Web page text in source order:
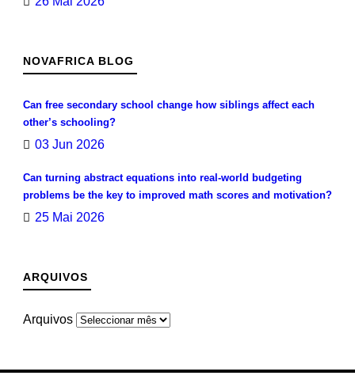
NOVAFRICA BLOG
Can free secondary school change how siblings affect each
other’s schooling?
03 Jun 2026
Can turning abstract equations into real-world budgeting
problems be the key to improved math scores and motivation?
25 Mai 2026
ARQUIVOS
Arquivos